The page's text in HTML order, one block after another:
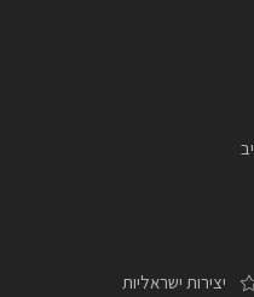
יצירות ישראליות